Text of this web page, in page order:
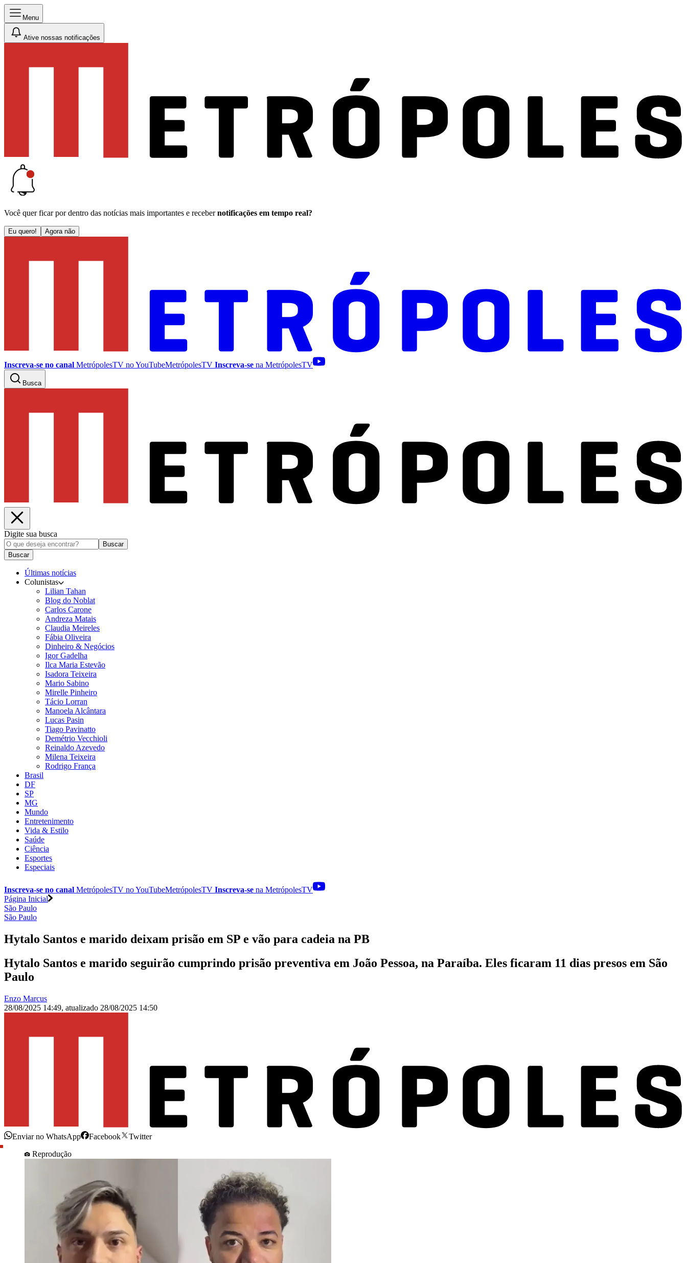
Menu
Ative nossas notificações
Você quer ficar por dentro das notícias mais importantes e receber notificações em tempo real?
Eu quero! Agora não
Inscreva-se no canal MetrópolesTV noYouTubeMetrópolesTV Inscreva-se na MetrópolesTV
Busca
Digite sua busca
Buscar
Buscar
Últimas notícias
Colunistas
Lilian Tahan
Blog do Noblat
Carlos Carone
Andreza Matais
Claudia Meireles
Fábia Oliveira
Dinheiro & Negócios
Igor Gadelha
Ilca Maria Estevão
Isadora Teixeira
Mario Sabino
Mirelle Pinheiro
Tácio Lorran
Manoela Alcântara
Lucas Pasin
Tiago Pavinatto
Demétrio Vecchioli
Reinaldo Azevedo
Milena Teixeira
Rodrigo França
Brasil
DF
SP
MG
Mundo
Entretenimento
Vida & Estilo
Saúde
Ciência
Esportes
Especiais
Inscreva-se no canal MetrópolesTV noYouTubeMetrópolesTV Inscreva-se na MetrópolesTV
Página Inicial
São Paulo
São Paulo
Hytalo Santos e marido deixam prisão em SP e vão para cadeia na PB
Hytalo Santos e marido seguirão cumprindo prisão preventiva em João Pessoa, na Paraíba. Eles ficaram 11 dias presos em São
Paulo
Enzo Marcus
28/08/2025 14:49, atualizado 28/08/2025 14:50
Enviar no WhatsApp Facebook
Twitter
Reprodução